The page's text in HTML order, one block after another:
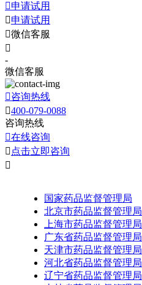
申请试用
申请试用
微信客服

-
微信客服
咨询热线
400-079-0088
咨询热线
在线咨询
 点击立即咨询

国家药品监督管理局
北京市药品监督管理局
上海市药品监督管理局
广东省药品监督管理局
天津市药品监督管理局
河北省药品监督管理局
辽宁省药品监督管理局